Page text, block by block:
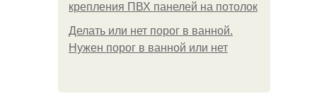
крепления ПВХ панелей на потолок
Делать или нет порог в ванной.
Нужен порог в ванной или нет